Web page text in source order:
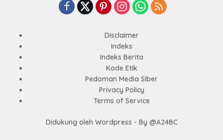
Disclaimer
Indeks
Indeks Berita
Kode Etik
Pedoman Media Siber
Privacy Policy
Terms of Service
Didukung oleh Wordpress - By @A24BC